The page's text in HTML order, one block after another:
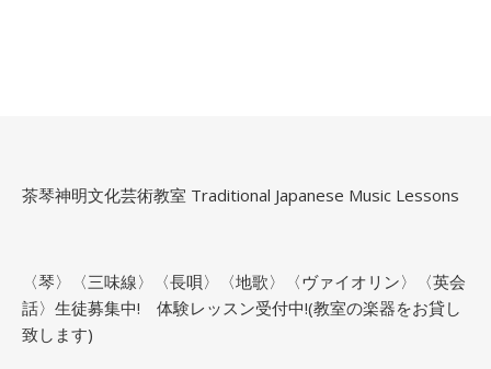
茶琴神明文化芸術教室 Traditional Japanese Music Lessons
〈琴〉〈三味線〉〈長唄〉〈地歌〉〈ヴァイオリン〉〈英会
話〉生徒募集中! 体験レッスン受付中!(教室の楽器をお貸し
致します)